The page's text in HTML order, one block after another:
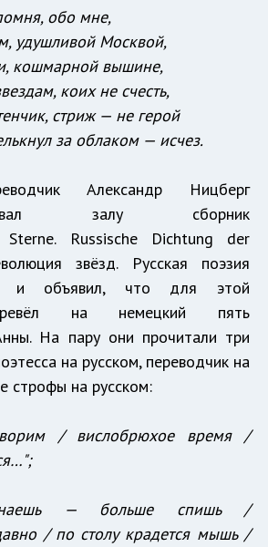
обо мне,
удушливой Москвой,
кошмарной вышине,
коих не счесть,
стриж — не герой
за облаком — исчез.
Александр Ницберг
залу сборник
Russische Dichtung der
звёзд. Русская поэзия
и объявил, что для этой
на немецкий пять
На пару они прочитали три
на русском, переводчик на
строфы на русском:
/ вислобрюхое время /
— больше спишь /
/ по столу крадется мышь /